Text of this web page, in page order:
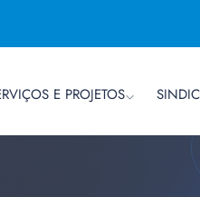
E PROJETOS